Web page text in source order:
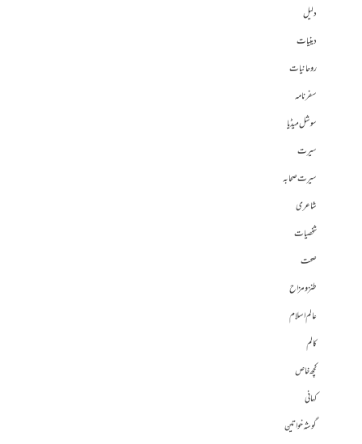
دلیل
دینیات
روحانیات
سفرنامہ
سوشل میڈیا
سیرت
سیرت صحابہ
شاعری
شخصیات
صحت
طنز و مزاح
عالم اسلام
کالم
کچھ خاص
کہانی
گوشہ خواتین